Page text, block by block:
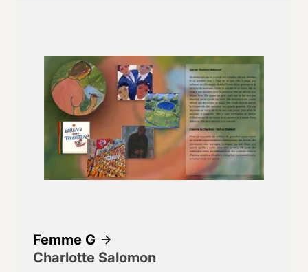
Femme G
Charlotte Salomon